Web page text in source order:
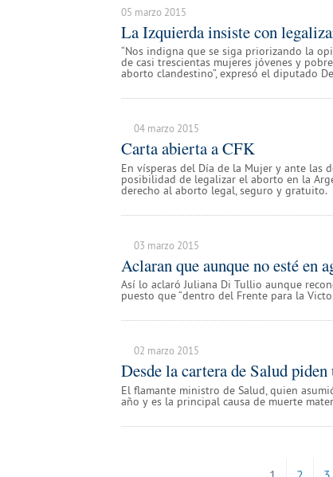
05 marzo 2015
La Izquierda insiste con
“Nos indigna que se siga priorizando la
de casi trescientas mujeres jóvenes y
aborto clandestino”, expresó el diputado
04 marzo 2015
Carta abierta a CFK
En vísperas del Día de la Mujer y ante las
posibilidad de legalizar el aborto en la
derecho al aborto legal, seguro y gratuito.
03 marzo 2015
Aclaran que aunque no esté en
Así lo aclaró Juliana Di Tullio aunque
puesto que “dentro del Frente para la
02 marzo 2015
Desde la cartera de Salud
El flamante ministro de Salud, quien
año y es la principal causa de muerte